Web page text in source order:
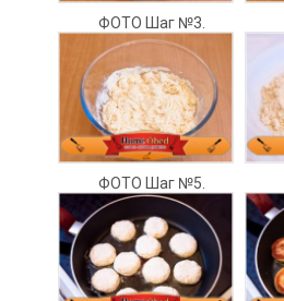
ФОТО Шаг №3.
ФОТО Шаг №5.